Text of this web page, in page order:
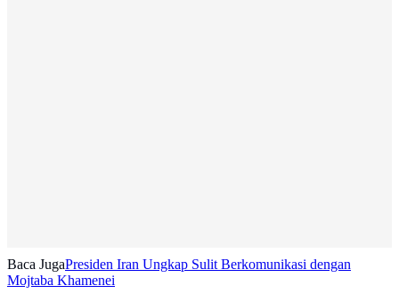
Baca JugaPresiden Iran Ungkap Sulit Berkomunikasi dengan
Mojtaba Khamenei